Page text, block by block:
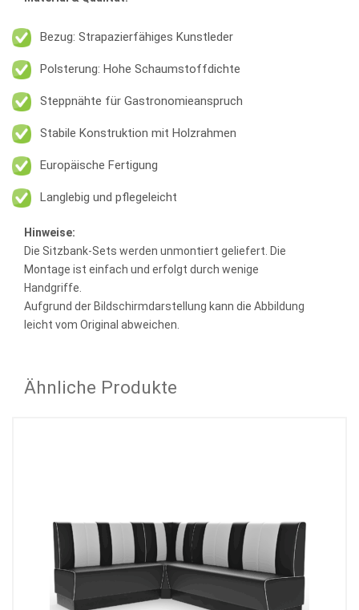
Bezug: Strapazierfähiges Kunstleder
Polsterung: Hohe Schaumstoffdichte
Steppnähte für Gastronomieanspruch
Stabile Konstruktion mit Holzrahmen
Europäische Fertigung
Langlebig und pflegeleicht
Hinweise:
Die Sitzbank-Sets werden unmontiert geliefert. Die
Montage ist einfach und erfolgt durch wenige
Handgriffe.
Aufgrund der Bildschirmdarstellung kann die Abbildung
leicht vom Original abweichen.
Ähnliche Produkte